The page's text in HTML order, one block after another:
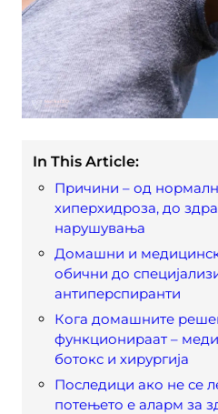
In This Article:
Причини – од
хиперхидроза, до
нарушувања
Домашни и
обични до
антиперспиранти
Кога домашните
функционираат –
ботокс и хирургија
Последици ако не се
потењето е аларм за